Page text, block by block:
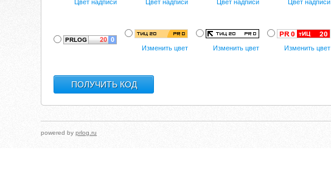
Цвет надписи Цвет надписи Цвет надписи Цвет надписи
Изменить цвет Изменить цвет Изменить цвет
powered byprlog.ru